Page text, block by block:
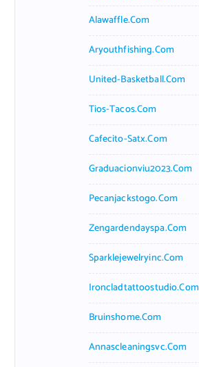
Alawaffle.com
Aryouthfishing.com
United-Basketball.com
Tios-Tacos.com
Cafecito-Satx.com
Graduacionviu2023.com
Pecanjackstogo.com
Zengardendayspa.com
Sparklejewelryinc.com
Ironcladtattoostudio.com
Bruinshome.com
Annascleaningsvc.com